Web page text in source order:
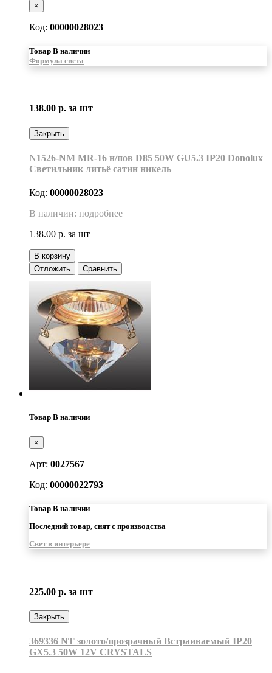
×
Код: 00000028023
Товар В наличии
Формула света
138.00 р. за шт
Закрыть
N1526-NM MR-16 н/пов D85 50W GU5.3 IP20 Donolux
Светильник литьё сатин никель
Код: 00000028023
В наличии: подробнее
138.00 р. за шт
В корзину
Отложить
Сравнить
Товар В наличии
×
Арт: 0027567
Код: 00000022793
Товар В наличии
Последний товар, снят с производства
Свет в интерьере
225.00 р. за шт
Закрыть
369336 NT золото/прозрачный Встраиваемый IP20
GX5.3 50W 12V CRYSTALS